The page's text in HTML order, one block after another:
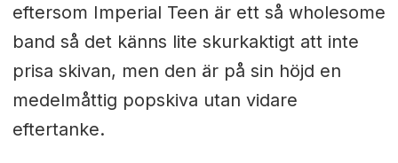
eftersom Imperial Teen är ett så wholesome
band så det känns lite skurkaktigt att inte
prisa skivan, men den är på sin höjd en
medelmåttig popskiva utan vidare
eftertanke.